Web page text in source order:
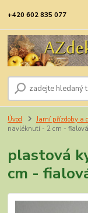
+420 602 835 077
Úvod Jarní přízdoby a
navléknutí - 2 cm - fialová
plastová
cm -